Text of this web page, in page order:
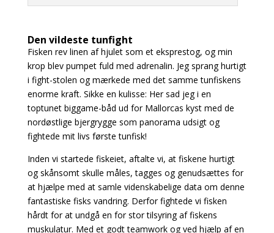
Den vildeste tunfight
Fisken rev linen af hjulet som et eksprestog, og min
krop blev pumpet fuld med adrenalin. Jegsprang hurtigt
i fight-stolen og mærkede med det samme tunfiskens
enorme kraft. Sikke en kulisse: Her sad jeg i en
toptunet biggame-båd ud for Mallorcas kyst med de
nordøstlige bjergrygge som panorama udsigt og
fightede mit livs første tunfisk!
Inden vi startede fiskeiet, aftalte vi, at fiskene hurtigt
og skånsomt skulle måles, tagges og genudsættes for
at hjælpe med at samle videnskabelige data om denne
fantastiske fisks vandring. Derfor fightede vi fisken
hårdt for at undgå en for stor tilsyring af fiskens
muskulatur. Med et godt teamwork og ved hjælp af en